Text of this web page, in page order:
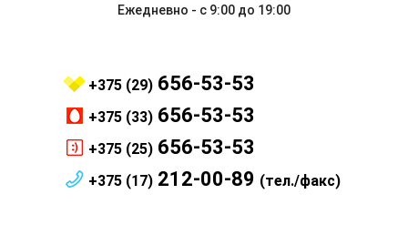
Ежедневно - с 9:00 до 19:00
+375 (29) 656-53-53
+375 (33) 656-53-53
+375 (25) 656-53-53
+375 (17) 212-00-89 (тел./факс)